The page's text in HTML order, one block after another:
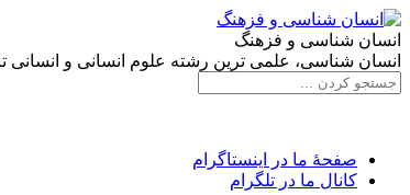
انسان شناسی و فزهنگ
انسان شناسی، علمی ترین رشته علوم انسانی و
صفحۀ ما در اینستاگرام
کانال ما در تلگرام